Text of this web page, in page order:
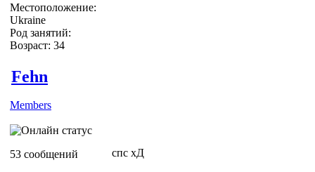
Местоположение:
Ukraine
Род занятий:
Возраст: 34
Fehn
Members
53 сообщений спс хД